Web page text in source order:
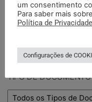
BASE DA CATEGORIA
TIPO DE DOCUMENTO
um consentimento
Para saber mais
Política de Privacidade
Configurações de